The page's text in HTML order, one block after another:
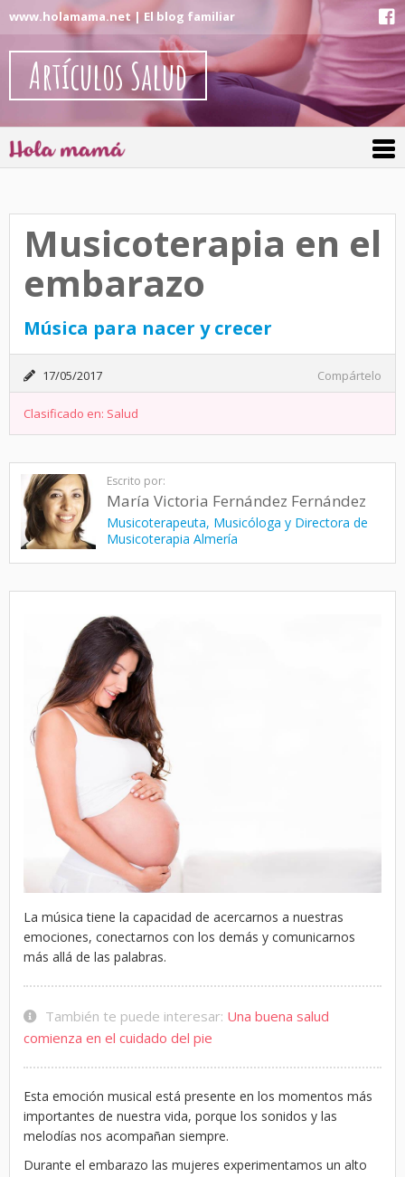
www.holamama.net | El blog familiar
Artículos Salud
Musicoterapia en el
embarazo
Música para nacer y crecer
17/05/2017 Compártelo
Clasificado en: Salud
Escrito por:
María Victoria Fernández Fernández
Musicoterapeuta, Musicóloga y Directora de
Musicoterapia Almería
La música tiene la capacidad de acercarnos a nuestras
emociones, conectarnos con los demás y comunicarnos
más allá de las palabras.
También te puede interesar: Una buena salud
comienza en el cuidado del pie
Esta emoción musical está presente en los momentos más
importantes de nuestra vida, porque los sonidos y las
melodías nos acompañan siempre.
Durante el embarazo las mujeres experimentamos un alto